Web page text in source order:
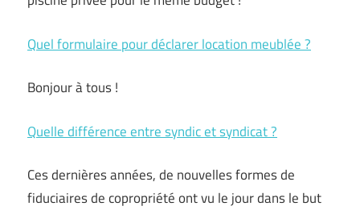
Quel formulaire pour déclarer location meublée ?
Bonjour à tous !
Quelle différence entre syndic et syndicat ?
Ces dernières années, de nouvelles formes de
fiduciaires de copropriété ont vu le jour dans le but